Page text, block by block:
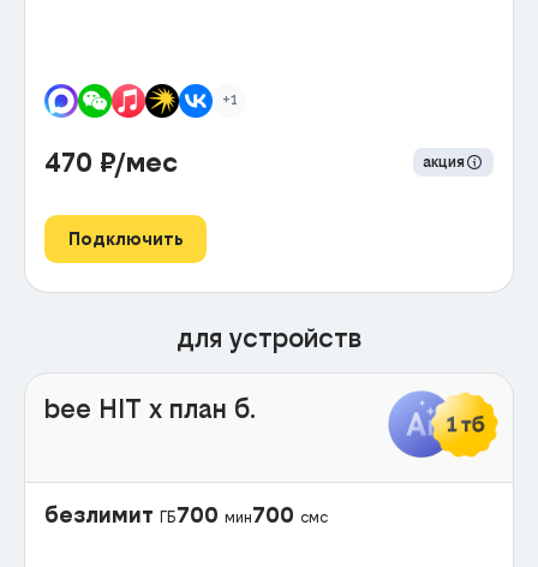
+1
470 ₽/мес акция
Подключить
для устройств
bee HIT x план б.
безлимит ГБ700 мин700 смс